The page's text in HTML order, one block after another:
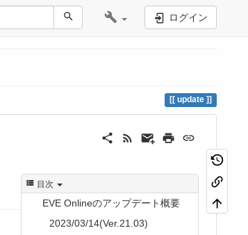
ログイン
update
目次
EVE Onlineのアップデート概要
2023/03/14(Ver.21.03)